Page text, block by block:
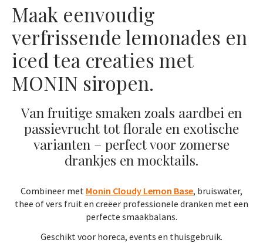
Maak eenvoudig
verfrissende lemonades en
iced tea creaties met
MONIN siropen.
Van fruitige smaken zoals aardbei en
passievrucht tot florale en exotische
varianten – perfect voor zomerse
drankjes en mocktails.
Combineer met Monin Cloudy Lemon Base, bruiswater,
thee of vers fruit en creëer professionele dranken met een
perfecte smaakbalans.
Geschikt voor horeca, events en thuisgebruik.